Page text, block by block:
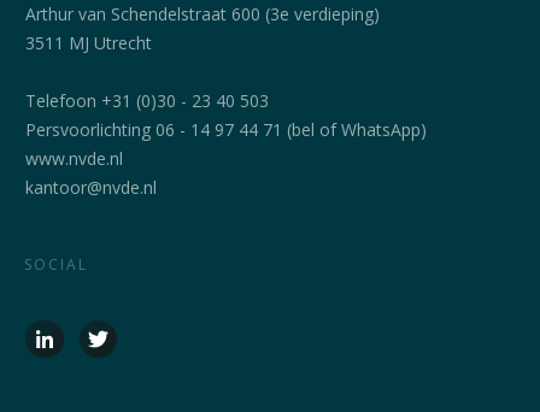
Arthur van Schendelstraat 600 (3e verdieping)
3511 MJ Utrecht
Telefoon +31 (0)30 - 23 40 503
Persvoorlichting 06 - 14 97 44 71 (bel of WhatsApp)
www.nvde.nl
kantoor@nvde.nl
SOCIAL